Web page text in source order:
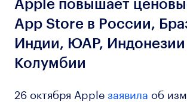
Apple повышает
App Store в России,
Индии, ЮАР, Индонезии
Колумбии
26 октября Appleзаявила об